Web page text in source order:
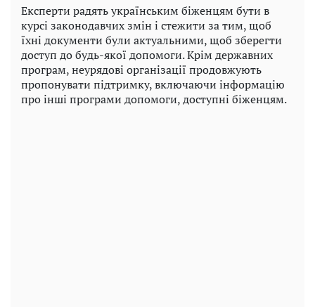
Експерти радять українським біженцям бути в
курсі законодавчих змін і стежити за тим, щоб
їхні документи були актуальними, щоб зберегти
доступ до будь-якої допомоги. Крім державних
програм, неурядові організації продовжують
пропонувати підтримку, включаючи інформацію
про інші програми допомоги, доступні біженцям.